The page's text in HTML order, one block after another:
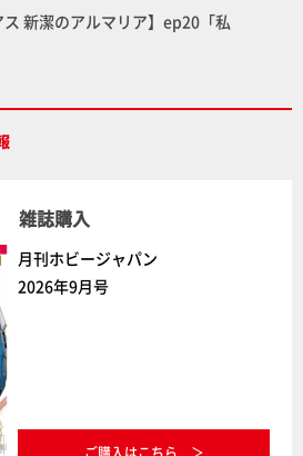
ス 新潔のアルマリア】ep20「私
雑誌購入
月刊ホビージャパン
2026年9月号
ご購入はこちら